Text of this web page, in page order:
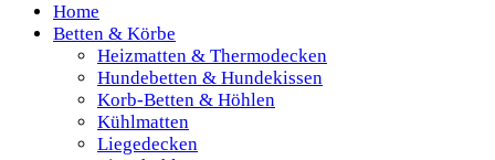
Home
Betten & Körbe
Heizmatten & Thermodecken
Hundebetten & Hundekissen
Korb-Betten & Höhlen
Kühlmatten
Liegedecken